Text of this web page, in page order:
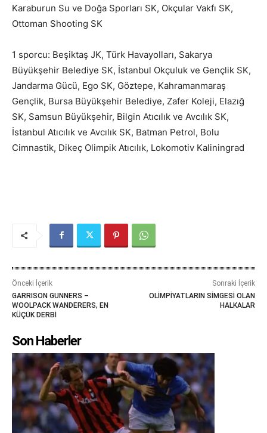
Karaburun Su ve Doğa Sporları SK, Okçular Vakfı SK,
Ottoman Shooting SK
1 sporcu: Beşiktaş JK, Türk Havayolları, Sakarya
Büyükşehir Belediye SK, İstanbul Okçuluk ve Gençlik SK,
Jandarma Gücü, Ego SK, Göztepe, Kahramanmaraş
Gençlik, Bursa Büyükşehir Belediye, Zafer Koleji, Elazığ
SK, Samsun Büyükşehir, Bilgin Atıcılık ve Avcılık SK,
İstanbul Atıcılık ve Avcılık SK, Batman Petrol, Bolu
Cimnastik, Dikeç Olimpik Atıcılık, Lokomotiv Kaliningrad
Önceki İçerik
GARRISON GUNNERS –
WOOLPACK WANDERERS, EN
KÜÇÜK DERBİ
Sonraki İçerik
OLİMPİYATLARIN SİMGESİ OLAN
HALKALAR
Son Haberler